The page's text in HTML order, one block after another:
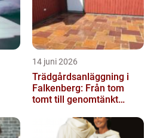
14 juni 2026
Trädgårdsanläggning i
Falkenberg: Från tom
tomt till genomtänkt